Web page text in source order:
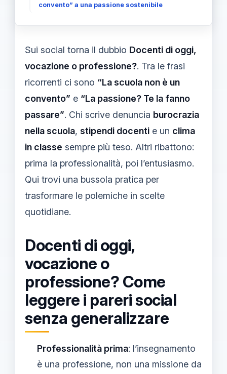
convento” a una passione sostenibile
Sui social torna il dubbio Docenti di oggi,
vocazione o professione?. Tra le frasi
ricorrenti ci sono “La scuola non è un
convento” e “La passione? Te la fanno
passare”. Chi scrive denuncia burocrazia
nella scuola, stipendi docenti e un clima
in classe sempre più teso. Altri ribattono:
prima la professionalità, poi l’entusiasmo.
Qui trovi una bussola pratica per
trasformare le polemiche in scelte
quotidiane.
Docenti di oggi,
vocazione o
professione? Come
leggere i pareri social
senza generalizzare
Professionalità prima: l’insegnamento
è una professione, non una missione da